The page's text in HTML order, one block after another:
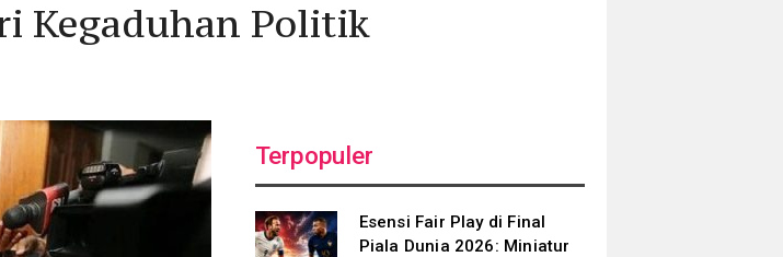
Kegaduhan Politik
Terpopuler
Esensi Fair Play di Final
Piala Dunia 2026: Miniatur